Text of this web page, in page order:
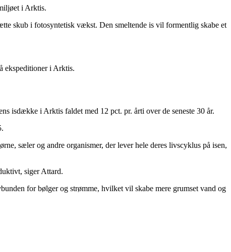
i Arktis.
skub i fotosyntetisk vækst. Den smeltende is vil formentlig skabe et
ekspeditioner i Arktis.
isdække i Arktis faldet med 12 pct. pr. årti over de seneste 30 år.
sæler og andre organismer, der lever hele deres livscyklus på isen,
siger Attard.
for bølger og strømme, hvilket vil skabe mere grumset vand og